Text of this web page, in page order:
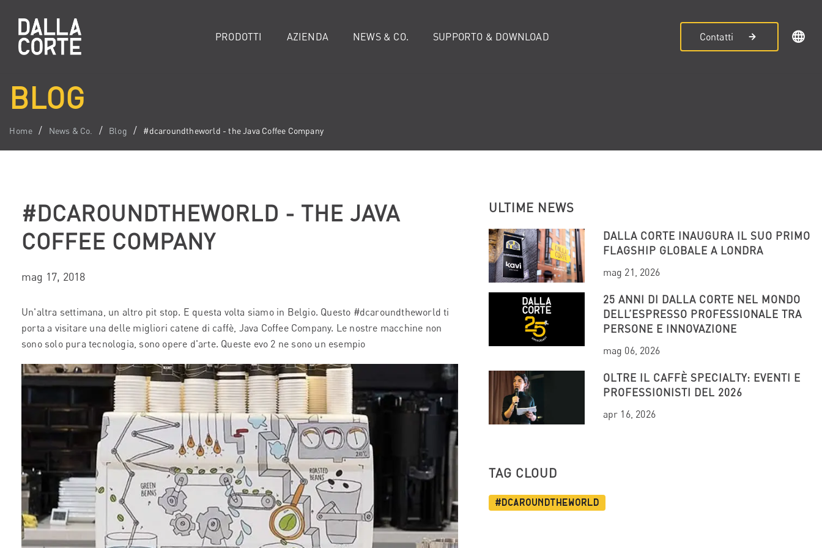
PRODOTTI AZIENDA NEWS & CO. SUPPORTO & DOWNLOAD Contatti
BLOG
Home News & Co. Blog #dcaroundtheworld - the Java Coffee Company
#DCAROUNDTHEWORLD - THE JAVA
COFFEE COMPANY
mag 17, 2018
Un'altra settimana, un altro pit stop. E questa volta siamo in Belgio. Questo #dcaroundtheworld ti
porta a visitare una delle migliori catene di caffè, Java Coffee Company. Le nostre macchine non
sono solo pura tecnologia, sono opere d'arte. Queste evo 2 ne sono un esempio
ULTIME NEWS
DALLA CORTE INAUGURA IL SUO PRIMO
FLAGSHIP GLOBALE A LONDRA
mag 21, 2026
25 ANNI DI DALLA CORTE NEL MONDO
DELL’ESPRESSO PROFESSIONALE TRA
PERSONE E INNOVAZIONE
mag 06, 2026
OLTRE IL CAFFÈ SPECIALTY: EVENTI E
PROFESSIONISTI DEL 2026
apr 16, 2026
TAG CLOUD
#dcaroundtheworld